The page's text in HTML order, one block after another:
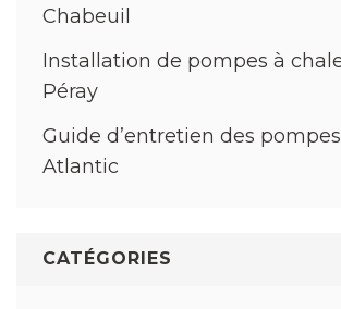
Chabeuil
Installation de pompes à
Péray
Guide d’entretien des
Atlantic
CATÉGORIES